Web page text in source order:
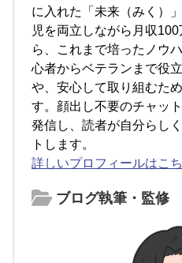
に入れた「未来（みく）
児を両立しながら月収
ら、これまで培ったノウ
心者からベテランまで役
や、安心して取り組むた
す。顔出し不要のチャッ
発信し、読者が自分らし
トします。
詳しいプロフィールはこ
ブログ執筆・監修